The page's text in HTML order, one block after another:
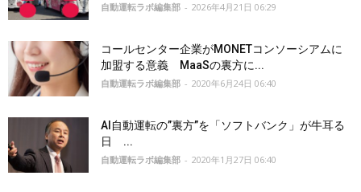
自動運転ラボ編集部 - 2026年4月21日 06:29
コールセンター企業がMONETコンソーシアムに
加盟する意義 MaaSの裏方に...
自動運転ラボ編集部 - 2020年6月24日 06:40
AI自動運転の”裏方”を「ソフトバンク」が牛耳る
日 ...
自動運転ラボ編集部 - 2020年1月27日 06:40